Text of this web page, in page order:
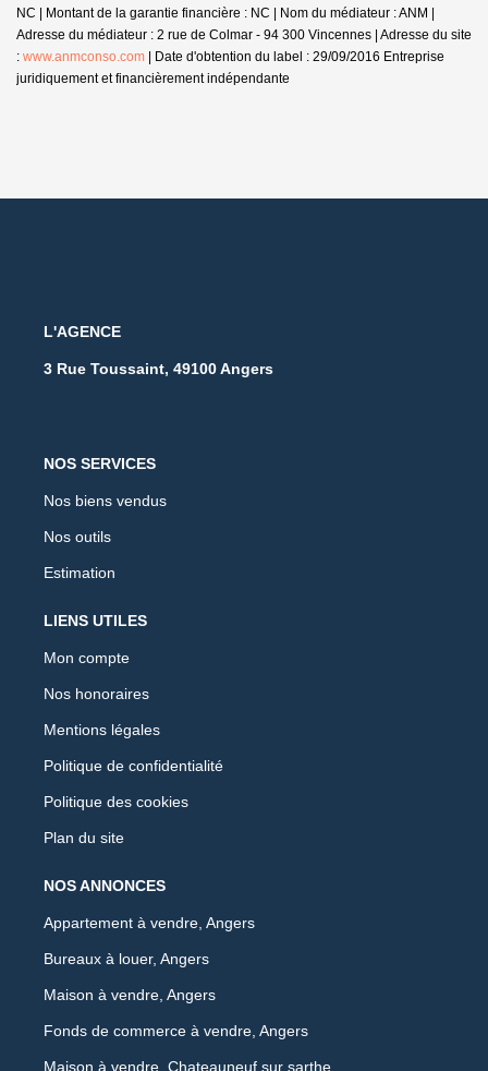
NC | Montant de la garantie financière : NC | Nom du médiateur : ANM |
Adresse du médiateur : 2 rue de Colmar - 94 300 Vincennes | Adresse du site
: www.anmconso.com | Date d'obtention du label : 29/09/2016 Entreprise
juridiquement et financièrement indépendante
L'AGENCE
3 Rue Toussaint, 49100 Angers
NOS SERVICES
Nos biens vendus
Nos outils
Estimation
LIENS UTILES
Mon compte
Nos honoraires
Mentions légales
Politique de confidentialité
Politique des cookies
Plan du site
NOS ANNONCES
Appartement à vendre, Angers
Bureaux à louer, Angers
Maison à vendre, Angers
Fonds de commerce à vendre, Angers
Maison à vendre, Chateauneuf sur sarthe